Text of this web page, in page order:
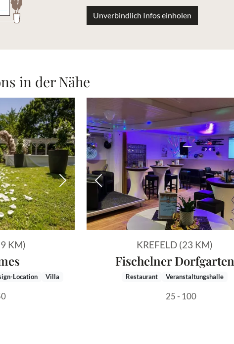
Unverbindlich Infos einholen
in der Nähe
Nächstes Bild
KM)
Location Villa
Vorheriges Bild
KREFELD (23 KM)
Fischelner Dorfgarten
Restaurant Veranstaltungshalle
25 - 100